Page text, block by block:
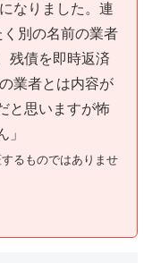
なりました。連
別の名前の業者
残債を即時返済
業者とは内容が
と思いますが怖
」
るものではありませ